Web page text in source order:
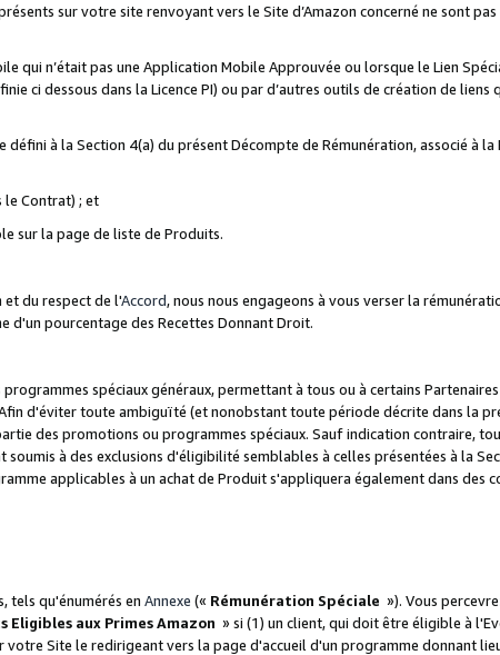
sur votre site renvoyant vers le Site d’Amazon concerné ne sont
qui n’était pas une Application Mobile Approuvée ou lorsque le Lien
ci dessous dans la Licence PI) ou par d’autres outils de création de liens
à la Section 4(a) du présent Décompte de Rémunération, associé à la
le Contrat) ; et
sur la page de liste de Produits.
et du respect de l'Accord, nous nous engageons à vous verser la
d'un pourcentage des Recettes Donnant Droit.
spéciaux généraux, permettant à tous ou à certains
d'éviter toute ambiguïté (et nonobstant toute période décrite dans la
des promotions ou programmes spéciaux. Sauf indication contraire,
à des exclusions d'éligibilité semblables à celles présentées à la
applicables à un achat de Produit s'appliquera également dans des
tels qu'énumérés en Annexe (« Rémunération Spéciale »). Vous
Eligibles aux Primes Amazon » si (1) un client, qui doit être éligible à
votre Site le redirigeant vers la page d'accueil d'un programme donnant